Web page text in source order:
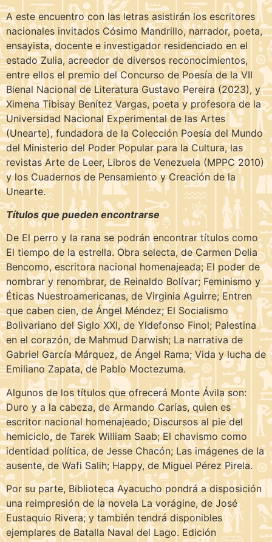
A este encuentro con las letras asistirán los escritores
nacionales invitados Cósimo Mandrillo, narrador, poeta,
ensayista, docente e investigador residenciado en el
estado Zulia, acreedor de diversos reconocimientos,
entre ellos el premio del Concurso de Poesía de la VII
Bienal Nacional de Literatura Gustavo Pereira (2023), y
Ximena Tibisay Benítez Vargas, poeta y profesora de la
Universidad Nacional Experimental de las Artes
(Unearte), fundadora de la Colección Poesía del Mundo
del Ministerio del Poder Popular para la Cultura, las
revistas Arte de Leer, Libros de Venezuela (MPPC 2010)
y los Cuadernos de Pensamiento y Creación de la
Unearte.
Títulos que pueden encontrarse
De El perro y la rana se podrán encontrar títulos como
El tiempo de la estrella. Obra selecta, de Carmen Delia
Bencomo, escritora nacional homenajeada; El poder de
nombrar y renombrar, de Reinaldo Bolívar; Feminismo y
Éticas Nuestroamericanas, de Virginia Aguirre; Entren
que caben cien, de Ángel Méndez; El Socialismo
Bolivariano del Siglo XXI, de Yldefonso Finol; Palestina
en el corazón, de Mahmud Darwish; La narrativa de
Gabriel García Márquez, de Ángel Rama; Vida y lucha de
Emiliano Zapata, de Pablo Moctezuma.
Algunos de los títulos que ofrecerá Monte Ávila son:
Duro y a la cabeza, de Armando Carías, quien es
escritor nacional homenajeado; Discursos al pie del
hemiciclo, de Tarek William Saab; El chavismo como
identidad política, de Jesse Chacón; Las imágenes de la
ausente, de Wafi Salih; Happy, de Miguel Pérez Pirela.
Por su parte, Biblioteca Ayacucho pondrá a disposición
una reimpresión de la novela La vorágine, de José
Eustaquio Rivera; y también tendrá disponibles
ejemplares de Batalla Naval del Lago. Edición